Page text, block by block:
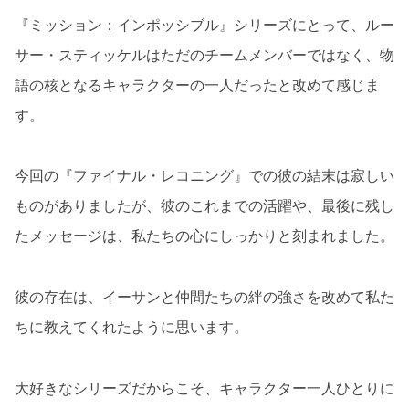
『ミッション：インポッシブル』シリーズにとって、ルー
サー・スティッケルはただのチームメンバーではなく、物
語の核となるキャラクターの一人だったと改めて感じま
す。
今回の『ファイナル・レコニング』での彼の結末は寂しい
ものがありましたが、彼のこれまでの活躍や、最後に残し
たメッセージは、私たちの心にしっかりと刻まれました。
彼の存在は、イーサンと仲間たちの絆の強さを改めて私た
ちに教えてくれたように思います。
大好きなシリーズだからこそ、キャラクター一人ひとりに